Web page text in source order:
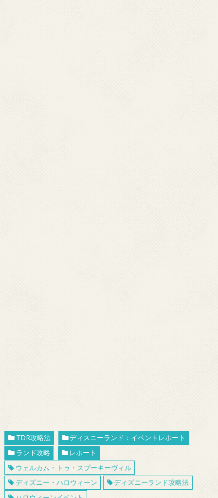
TDR攻略法
ディスニーランド：イベントレポート
ランド攻略
レポート
ウェルカム・トゥ・スプーキーヴィル
ディズニー・ハロウィーン
ディズニーランド攻略法